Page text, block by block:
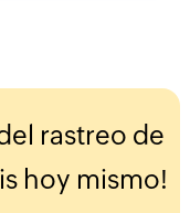
rastreo de
hoy mismo!